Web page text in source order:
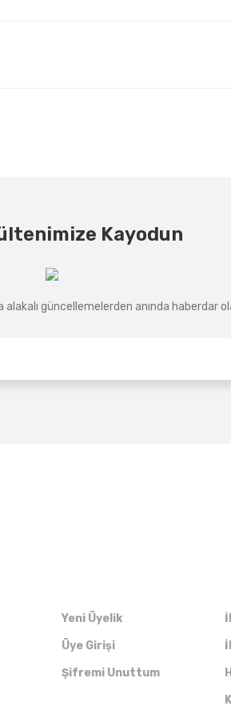
Kayodun
güncellemelerden anında haberdar
Yeni Üyelik
Üye Girişi
Şifremi Unuttum